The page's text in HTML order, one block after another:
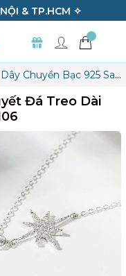
& TP.HCM ✧
Dây Chuyền Bạc 925 Sao
Đá Treo Dài